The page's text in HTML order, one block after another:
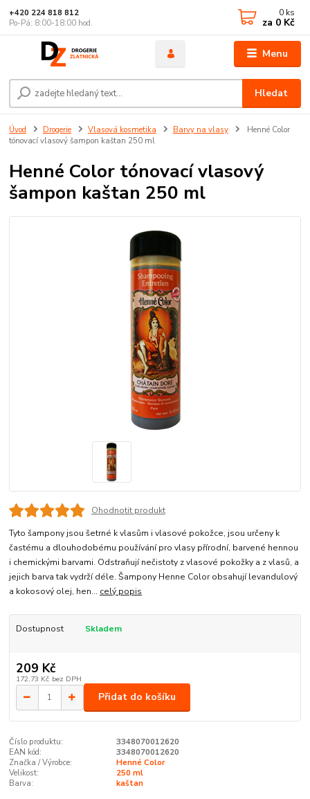
Menu
Hledat
+420 224 818 812
Po-Pá: 8:00-18:00 hod.
0 ks
za 0 Kč
Úvod Drogerie Vlasová kosmetika Barvy na vlasy
Henné Color
tónovací vlasový šampon kaštan 250 ml
Henné Color tónovací vlasový
šampon kaštan 250 ml
Ohodnotit produkt
Tyto šampony jsou šetrné k vlasům i vlasové pokožce, jsou určeny k
častému a dlouhodobému používání pro vlasy přírodní, barvené hennou
i chemickými barvami. Odstraňují nečistoty z vlasové pokožky a z vlasů, a
jejich barva tak vydrží déle. Šampony Henne Color obsahují levandulový
a kokosový olej, hen... celý popis
Dostupnost Skladem
209 Kč
172,73 Kč bez DPH
Přidat do košíku
Číslo produktu:
3348070012620
EAN kód:
3348070012620
Značka / Výrobce:
Henné Color
Velikost:
250 ml
Barva:
kaštan